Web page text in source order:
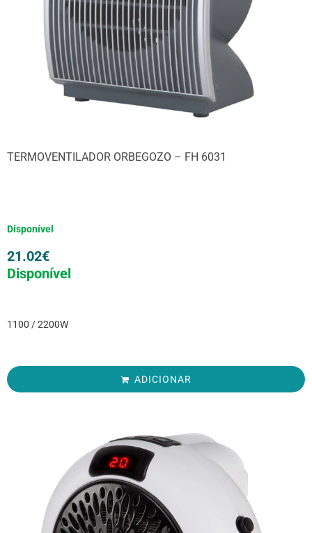
TERMOVENTILADOR ORBEGOZO – FH 6031
Disponível
21.02€
Disponível
1100 / 2200W
ADICIONAR